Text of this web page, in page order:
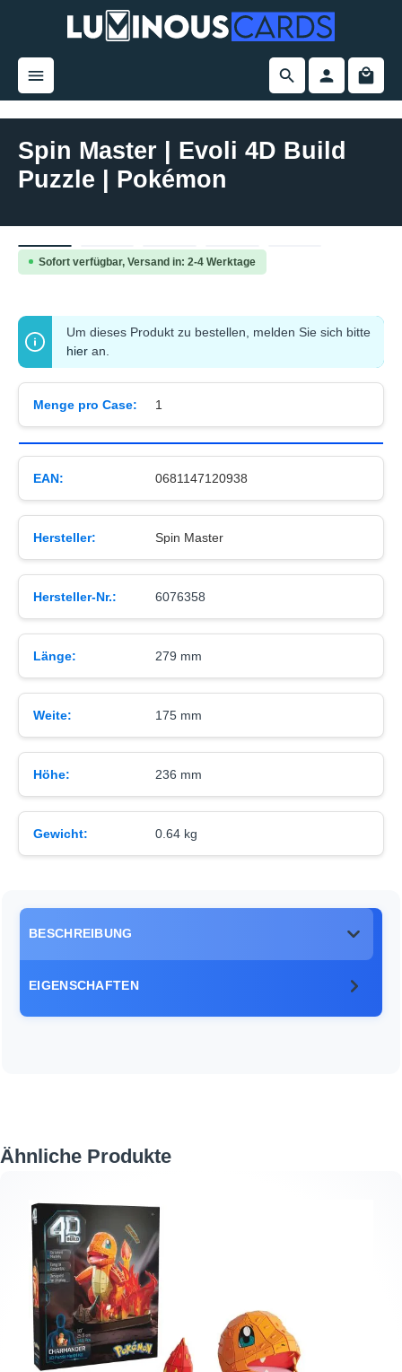
springen
Spin Master | Evoli 4D Build
Puzzle | Pokémon
Sofort verfügbar, Versand in: 2-4 Werktage
Um dieses Produkt zu bestellen, melden Sie sich bitte
hier an.
Menge pro Case: 1
EAN: 0681147120938
Hersteller: Spin Master
Hersteller-Nr.: 6076358
Länge: 279 mm
Weite: 175 mm
Höhe: 236 mm
Gewicht: 0.64 kg
BESCHREIBUNG
EIGENSCHAFTEN
Produktgalerie überspringen
Ähnliche Produkte